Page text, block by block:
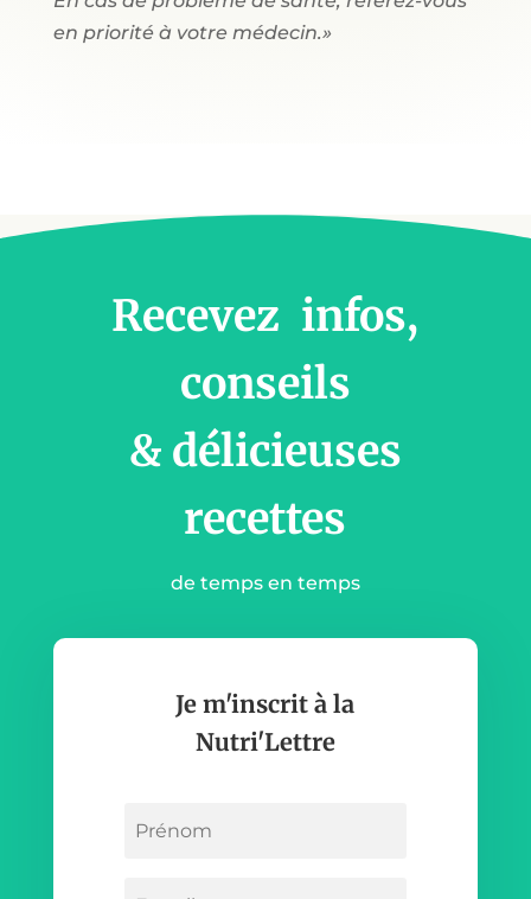
en priorité à votre médecin.»
Recevez infos,
conseils
& délicieuses
recettes
de temps en temps
Je m'inscrit à la
Nutri'Lettre